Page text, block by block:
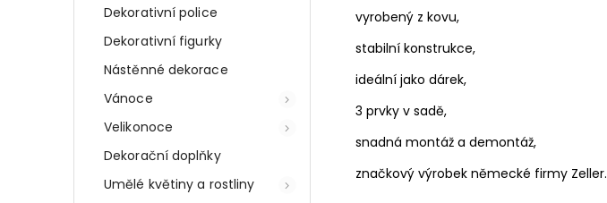
Dekorativní police
Dekorativní figurky
Nástěnné dekorace
Vánoce
Velikonoce
Dekorační doplňky
Umělé květiny a rostliny
vyrobený z kovu,
stabilní konstrukce,
ideální jako dárek,
3 prvky v sadě,
snadná montáž a demontáž,
značkový výrobek německé firmy Zeller.